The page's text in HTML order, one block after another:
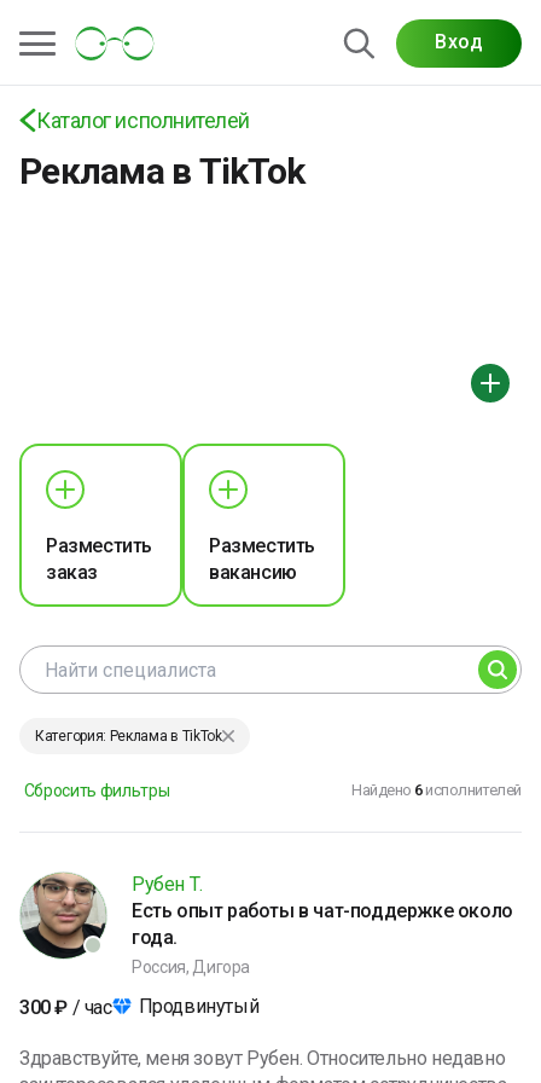
Вход
Каталог исполнителей
Реклама в TikTok
Разместить
заказ
Разместить
вакансию
Категория: Реклама в TikTok
Сбросить фильтры Найдено 6 исполнителей
Рубен Т.
Есть опыт работы в чат-поддержке около
года.
Россия, Дигора
300₽ / час Продвинутый
Здравствуйте, меня зовут Рубен. Относительно недавно